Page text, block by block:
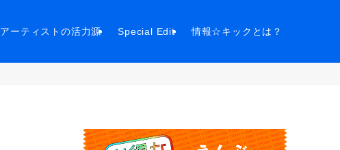
アーティストの活力源 Special Edit 情報☆キックとは？